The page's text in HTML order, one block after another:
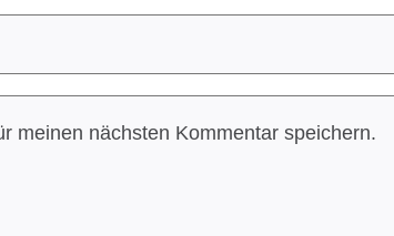
meinen nächsten Kommentar speichern.